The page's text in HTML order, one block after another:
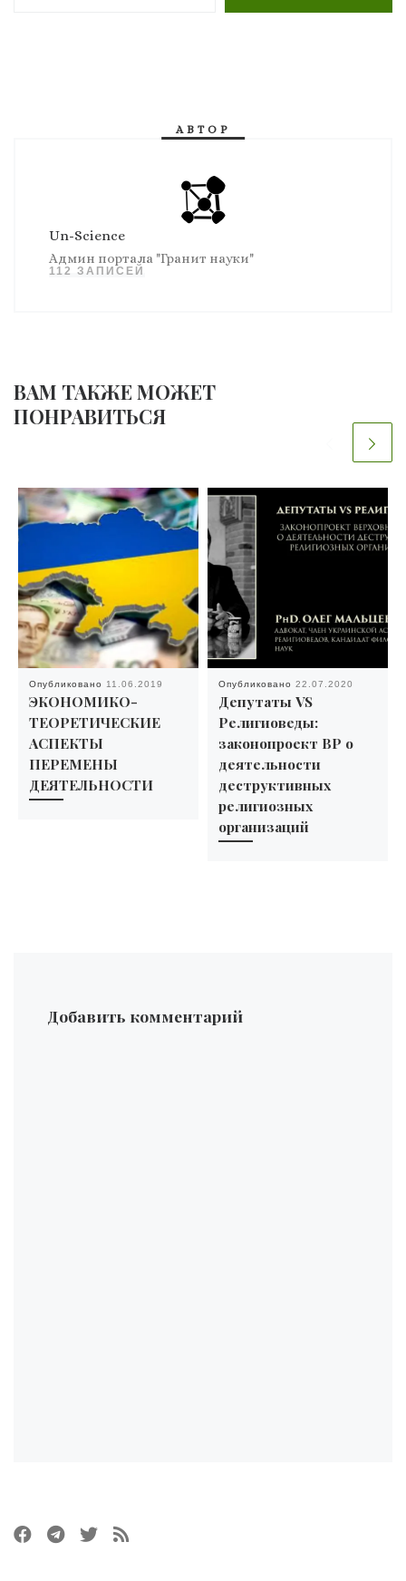
АВТОР
Un-Science
Админ портала "Гранит науки"
112 ЗАПИСЕЙ
ВАМ ТАКЖЕ МОЖЕТ
ПОНРАВИТЬСЯ
Опубликовано 11.06.2019
ЭКОНОМИКО-
ТЕОРЕТИЧЕСКИЕ
АСПЕКТЫ
ПЕРЕМЕНЫ
ДЕЯТЕЛЬНОСТИ
Опубликовано 22.07.2020
Депутаты VS
Религиоведы:
законопроект ВР о
деятельности
деструктивных
религиозных
организаций
Добавить комментарий